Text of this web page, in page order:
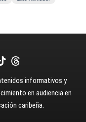
informativos y
en audiencia en
caribeña.